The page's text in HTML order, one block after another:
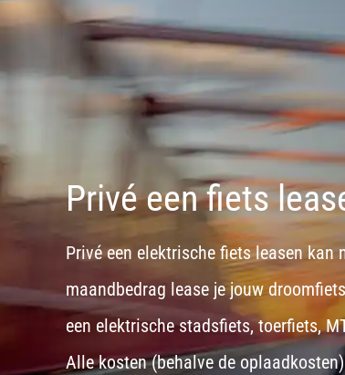
Privé een fiets
Privé een elektrische fiets leasen kan
maandbedrag lease je jouw
een elektrische stadsfiets, toerfiets,
Alle kosten (behalve de